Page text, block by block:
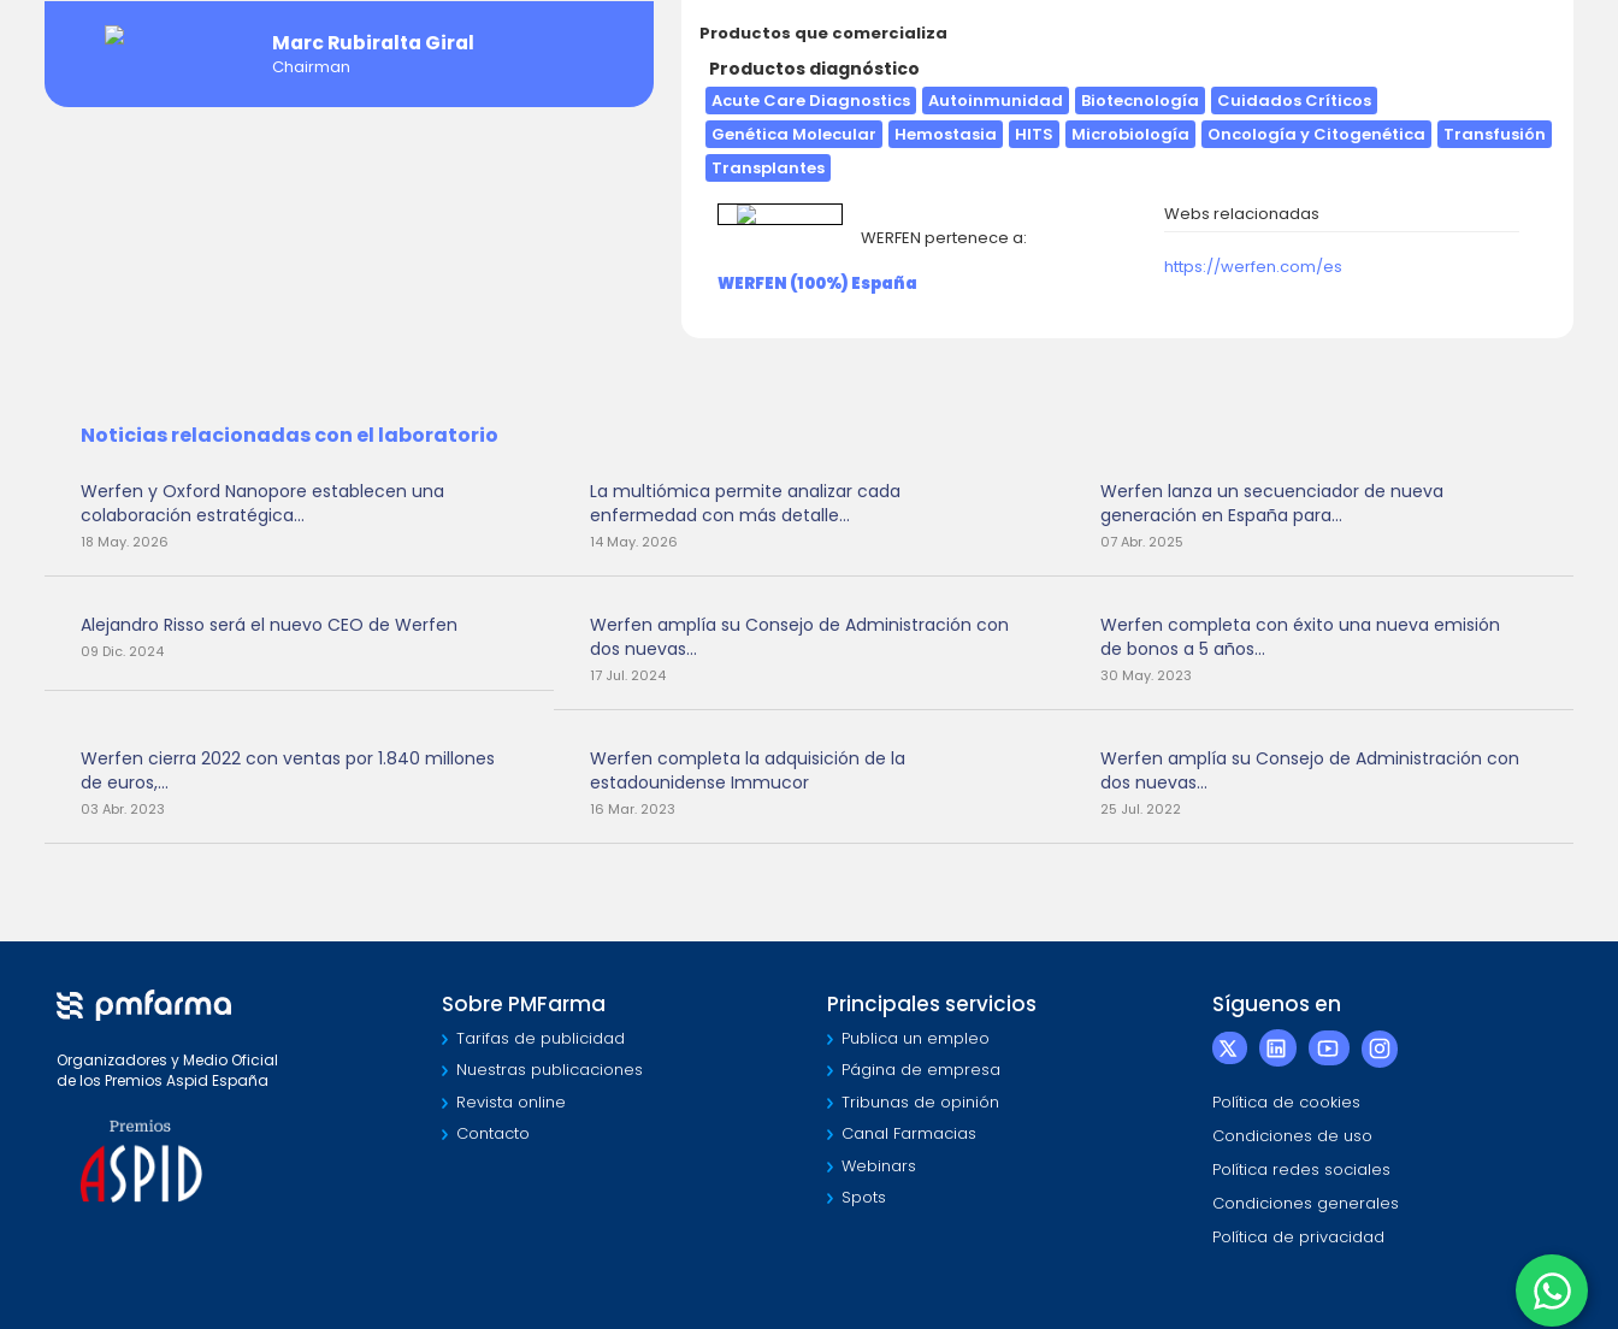
Marc Rubiralta Giral
Chairman
Productos que comercializa
Productos diagnóstico
Acute Care Diagnostics Autoinmunidad Biotecnología
Cuidados Críticos
Genética Molecular
Hemostasia HITS Microbiología Oncología y Citogenética
Transfusión
Transplantes
WERFEN pertenece a:
WERFEN (100%) España
Webs relacionadas
https://werfen.com/es
Noticias relacionadas con el laboratorio
Werfen y Oxford Nanopore establecen una
colaboración estratégica...
18 May. 2026
La multiómica permite analizar cada
enfermedad con más detalle...
14 May. 2026
Werfen lanza un secuenciador de nueva
generación en España para...
07 Abr. 2025
Alejandro Risso será el nuevo CEO de Werfen
09 Dic. 2024
Werfen amplía su Consejo de Administración con
dos nuevas...
17 Jul. 2024
Werfen completa con éxito una nueva emisión
de bonos a 5 años...
30 May. 2023
Werfen cierra 2022 con ventas por 1.840 millones
de euros,...
03 Abr. 2023
Werfen completa la adquisición de la
estadounidense Immucor
16 Mar. 2023
Werfen amplía su Consejo de Administración con
dos nuevas...
25 Jul. 2022
Organizadores y Medio Oficial
de los Premios Aspid España
Sobre PMFarma
Tarifas de publicidad
Nuestras publicaciones
Revista online
Contacto
Principales servicios
Publica un empleo
Página de empresa
Tribunas de opinión
Canal Farmacias
Webinars
Spots
Síguenos en
Política de cookies
Condiciones de uso
Política redes sociales
Condiciones generales
Política de privacidad